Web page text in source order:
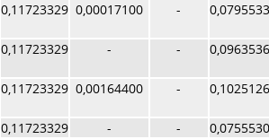
0,11723329 0,00017100 -
0,11723329 - -
0,11723329 0,00164400 -
0,11723329 - -